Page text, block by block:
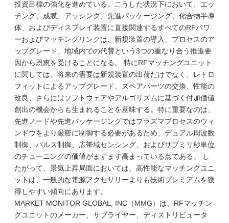
投資目標の強化を進めている。こうした状況下において、エッ
チング、成膜、アッシング、先進パッケージング、化合物半導
体、およびディスプレイ装置に直接関連するすべてのRFパワ
ーおよびマッチングリンクは、新規装置の導入、プロセスのア
ップグレード、地域内での代替という3つの重なり合う推進要
因から恩恵を受けることになる。 特にRFマッチングユニット
に関しては、将来の需要は新規装置の出荷だけでなく、レトロ
フィットによるアップグレード、スペアパーツの交換、性能の
改良、さらにはソフトウェアやアルゴリズムに基づく付加価値
創出の機会からも生まれることを意味する。特に重要なのは、
先進ノードや先進パッケージングではプラズマプロセスのウィ
ンドウをより厳密に制御する必要があるため、デュアル周波数
制御、パルス制御、広帯域センシング、およびサブミリ秒単位
のチューニングの価値がますます高まっている点である。 し
たがって、景気上昇局面においては、高性能なマッチングユニ
ットは、一般的な電源アクセサリーよりも技術プレミアムを獲
得しやすい傾向にあります。
MARKET MONITOR GLOBAL, INC（MMG）は、RFマッチン
グユニットのメーカー、サプライヤー、ディストリビュータ